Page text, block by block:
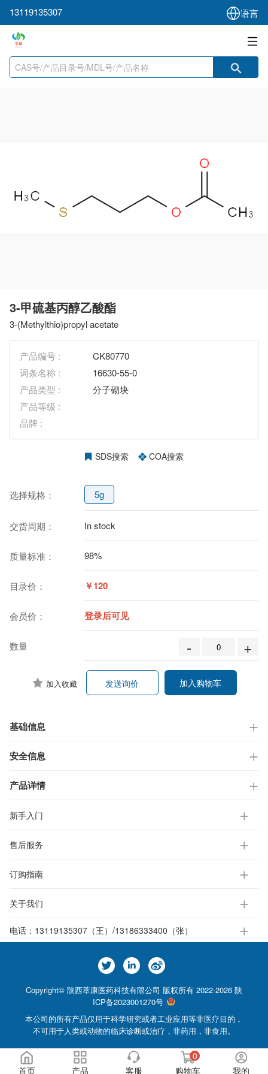
13119135307 语言
3-甲硫基丙醇乙酸酯
3-(Methylthio)propyl acetate
产品编号 :
CK80770
词条名称 :
16630-55-0
产品类型 :
分子砌块
产品等级 :
品牌 :
SDS搜索 COA搜索
选择规格： 5g
交货周期： In stock
质量标准： 98%
目录价： ￥120
会员价： 登录后可见
数量 - +
加入收藏 加入购物车
发送询价
基础信息
安全信息
产品详情
新手入门
售后服务
订购指南
关于我们
电话： 13119135307（王）/13186333400（张）
Copyright© 陕西萃康医药科技有限公司 版权所有 2022-2026 陕
ICP备2023001270号
本公司的所有产品仅用于科学研究或者工业应用等非医疗目的，
不可用于人类或动物的临床诊断或治疗，非药用，非食用。
首页 产品 客服
0
购物车
我的